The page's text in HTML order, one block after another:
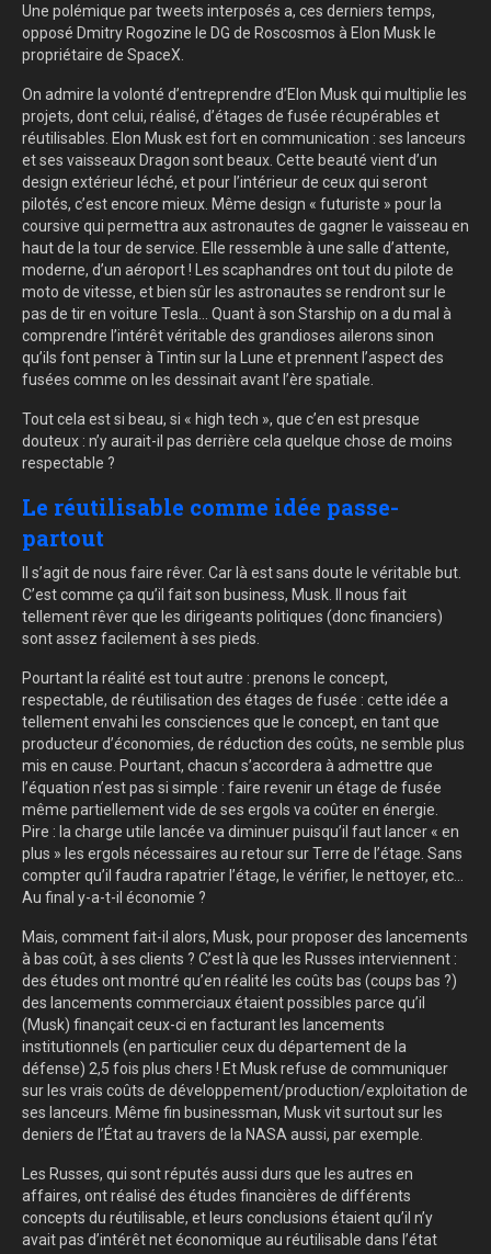
Une polémique par tweets interposés a, ces derniers temps,
opposé Dmitry Rogozine le DG de Roscosmos à Elon Musk le
propriétaire de SpaceX.
On admire la volonté d’entreprendre d’Elon Musk qui multiplie les
projets, dont celui, réalisé, d’étages de fusée récupérables et
réutilisables. Elon Musk est fort en communication : ses lanceurs
et ses vaisseaux Dragon sont beaux. Cette beauté vient d’un
design extérieur léché, et pour l’intérieur de ceux qui seront
pilotés, c’est encore mieux. Même design « futuriste » pour la
coursive qui permettra aux astronautes de gagner le vaisseau en
haut de la tour de service. Elle ressemble à une salle d’attente,
moderne, d’un aéroport ! Les scaphandres ont tout du pilote de
moto de vitesse, et bien sûr les astronautes se rendront sur le
pas de tir en voiture Tesla… Quant à son Starship on a du mal à
comprendre l’intérêt véritable des grandioses ailerons sinon
qu’ils font penser à Tintin sur la Lune et prennent l’aspect des
fusées comme on les dessinait avant l’ère spatiale.
Tout cela est si beau, si « high tech », que c’en est presque
douteux : n’y aurait-il pas derrière cela quelque chose de moins
respectable ?
Le réutilisable comme idée passe-
partout
Il s’agit de nous faire rêver. Car là est sans doute le véritable but.
C’est comme ça qu’il fait son business, Musk. Il nous fait
tellement rêver que les dirigeants politiques (donc financiers)
sont assez facilement à ses pieds.
Pourtant la réalité est tout autre : prenons le concept,
respectable, de réutilisation des étages de fusée : cette idée a
tellement envahi les consciences que le concept, en tant que
producteur d’économies, de réduction des coûts, ne semble plus
mis en cause. Pourtant, chacun s’accordera à admettre que
l’équation n’est pas si simple : faire revenir un étage de fusée
même partiellement vide de ses ergols va coûter en énergie.
Pire : la charge utile lancée va diminuer puisqu’il faut lancer « en
plus » les ergols nécessaires au retour sur Terre de l’étage. Sans
compter qu’il faudra rapatrier l’étage, le vérifier, le nettoyer, etc…
Au final y-a-t-il économie ?
Mais, comment fait-il alors, Musk, pour proposer des lancements
à bas coût, à ses clients ? C’est là que les Russes interviennent :
des études ont montré qu’en réalité les coûts bas (coups bas ?)
des lancements commerciaux étaient possibles parce qu’il
(Musk) finançait ceux-ci en facturant les lancements
institutionnels (en particulier ceux du département de la
défense) 2,5 fois plus chers ! Et Musk refuse de communiquer
sur les vrais coûts de développement/production/exploitation de
ses lanceurs. Même fin businessman, Musk vit surtout sur les
deniers de l’État au travers de la NASA aussi, par exemple.
Les Russes, qui sont réputés aussi durs que les autres en
affaires, ont réalisé des études financières de différents
concepts du réutilisable, et leurs conclusions étaient qu’il n’y
avait pas d’intérêt net économique au réutilisable dans l’état